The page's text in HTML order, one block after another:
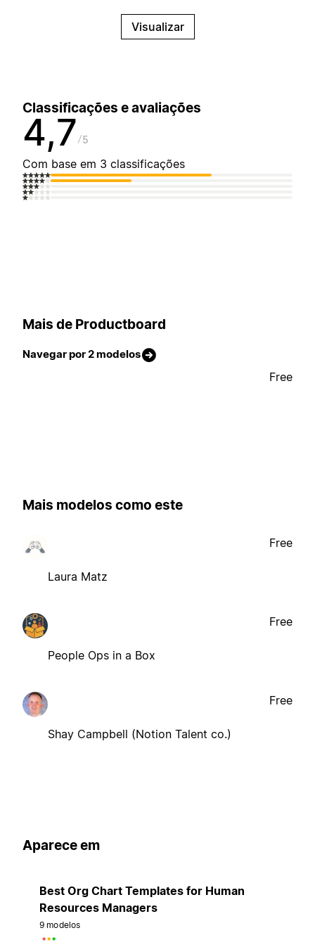
Visualizar
Classificações e avaliações
4,7 5
Com base em 3 classificações
Mais de Productboard
Navegar por 2 modelos
Free
Mais modelos como este
Laura Matz
Free
People Ops in a Box
Free
Shay Campbell (Notion Talent co.)
Free
Aparece em
Best Org Chart Templates for Human
Resources Managers
9 modelos